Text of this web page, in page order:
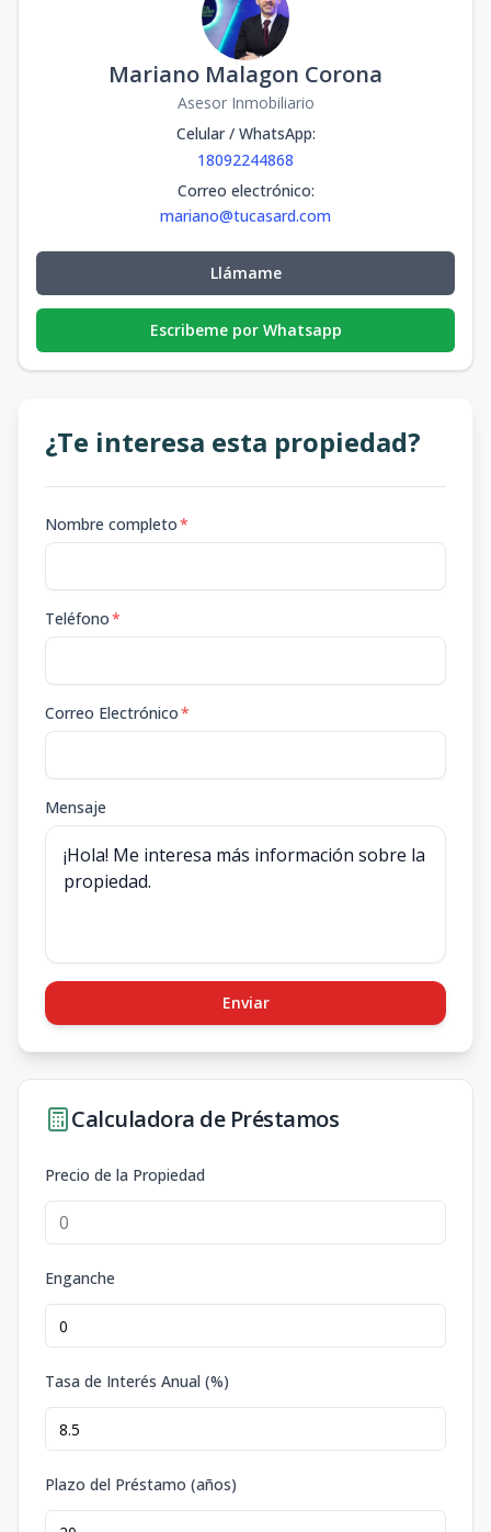
Mariano Malagon Corona
Asesor Inmobiliario
Celular / WhatsApp:
18092244868
Correo electrónico:
mariano@tucasard.com
Llámame
Escribeme por Whatsapp
¿Te interesa esta propiedad?
Nombre completo*
Teléfono*
Correo Electrónico*
Mensaje
Enviar
Calculadora de Préstamos
Precio de la Propiedad
Enganche
Tasa de Interés Anual (%)
Plazo del Préstamo (años)